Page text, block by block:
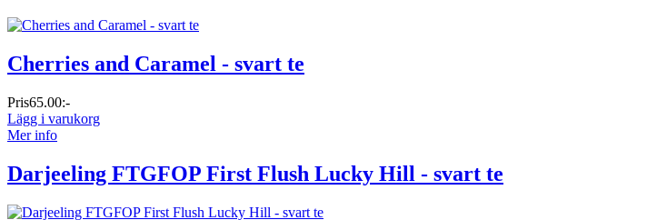
Cherries and Caramel - svart te
Pris65.00:-
Lägg i varukorg
Mer info
Darjeeling FTGFOP First Flush Lucky Hill - svart te